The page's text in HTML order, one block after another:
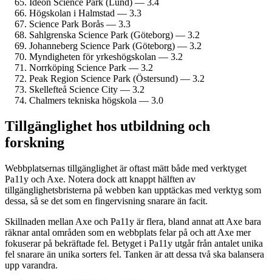
Ideon Science Park (Lund) — 3.4
Högskolan i Halmstad — 3.3
Science Park Borås — 3.3
Sahlgrenska Science Park (Göteborg) — 3.2
Johanneberg Science Park (Göteborg) — 3.2
Myndigheten för yrkes­högskolan — 3.2
Norrköping Science Park — 3.2
Peak Region Science Park (Östersund) — 3.2
Skellefteå Science City — 3.2
Chalmers tekniska högskola — 3.0
Tillgänglighet hos utbildning och
forskning
Webbplatsernas tillgänglighet är oftast mätt både med verktyget
Pa11y och Axe. Notera dock att knappt hälften av
tillgänglighetsbristerna på webben kan upptäckas med verktyg som
dessa, så se det som en fingervisning snarare än facit.
Skillnaden mellan Axe och Pa11y är flera, bland annat att Axe bara
räknar antal områden som en webbplats felar på och att Axe mer
fokuserar på bekräftade fel. Betyget i Pa11y utgår från antalet unika
fel snarare än unika sorters fel. Tanken är att dessa två ska balansera
upp varandra.